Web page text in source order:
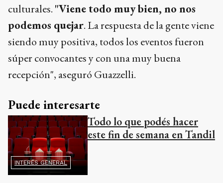
culturales. "Viene todo muy bien, no nos
podemos quejar. La respuesta de la gente viene
siendo muy positiva, todos los eventos fueron
súper convocantes y con una muy buena
recepción", aseguró Guazzelli.
Puede interesarte
INTERÉS GENERAL
Todo lo que podés hacer
este fin de semana en Tandil